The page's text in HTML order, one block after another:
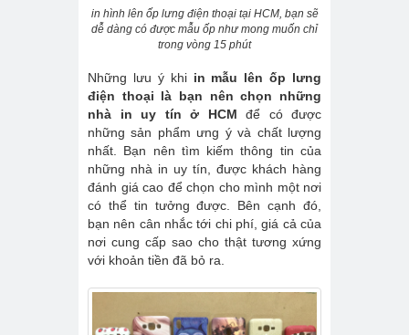
in hình lên ốp lưng điện thoại tại HCM, bạn sẽ
dễ dàng có được mẫu ốp như mong muốn chỉ
trong vòng 15 phút
Những lưu ý khiin mẫu lên ốp lưng
điện thoại là bạn nên chọn những
nhà in uy tín ở HCM để có được
những sản phẩm ưng ý và chất lượng
nhất. Bạn nên tìm kiếm thông tin của
những nhà in uy tín, được khách hàng
đánh giá cao để chọn cho mình một nơi
có thể tin tưởng được. Bên cạnh đó,
bạn nên cân nhắc tới chi phí, giá cả của
nơi cung cấp sao cho thật tương xứng
với khoản tiền đã bỏ ra.